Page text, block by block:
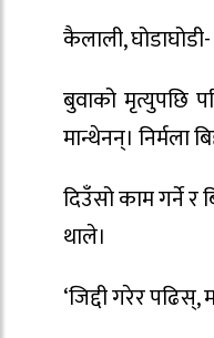
कैलाली,
बुवाको मृत्युपछि
मान्थेनन्।
दिउँसो काम गर्ने
थाले।
‘जिद्दी गरेर